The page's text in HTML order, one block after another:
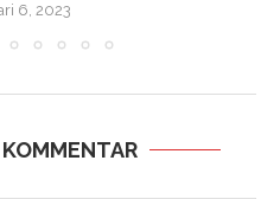
6, 2023